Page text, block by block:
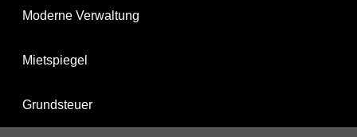
Moderne Verwaltung
Mietspiegel
Grundsteuer